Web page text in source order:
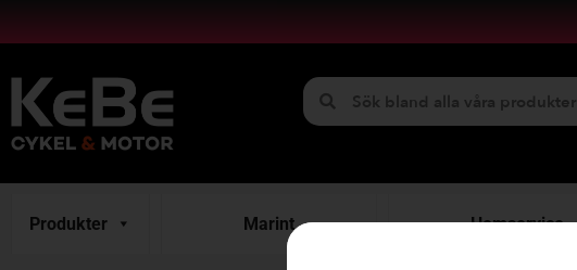
Produkter Marint Hemservice